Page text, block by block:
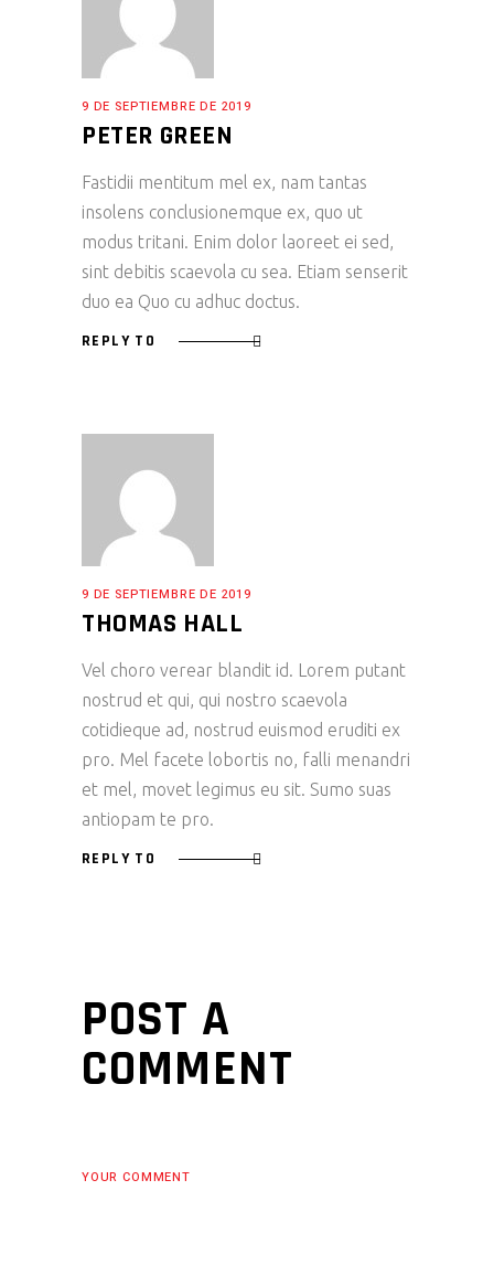
9 DE SEPTIEMBRE DE 2019
PETER GREEN
Fastidii mentitum mel ex, nam tantas
insolens conclusionemque ex, quo ut
modus tritani. Enim dolor laoreet ei sed,
sint debitis scaevola cu sea. Etiam senserit
duo ea Quo cu adhuc doctus.
REPLY TO
9 DE SEPTIEMBRE DE 2019
THOMAS HALL
Vel choro verear blandit id. Lorem putant
nostrud et qui, qui nostro scaevola
cotidieque ad, nostrud euismod eruditi ex
pro. Mel facete lobortis no, falli menandri
et mel, movet legimus eu sit. Sumo suas
antiopam te pro.
REPLY TO
POST A
COMMENT
YOUR COMMENT